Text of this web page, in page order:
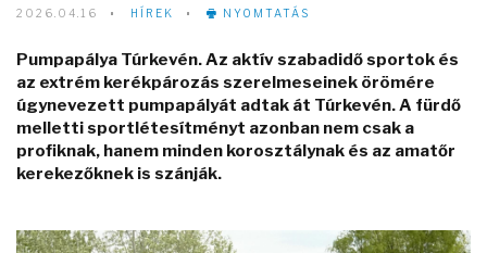
2026.04.16 HÍREK NYOMTATÁS
Pumpapálya Túrkevén. Az aktív szabadidő sportok és
az extrém kerékpározás szerelmeseinek örömére
úgynevezett pumpapályát adtak át Túrkevén. A fürdő
melletti sportlétesítményt azonban nem csak a
profiknak, hanem minden korosztálynak és az amatőr
kerekezőknek is szánják.
Video